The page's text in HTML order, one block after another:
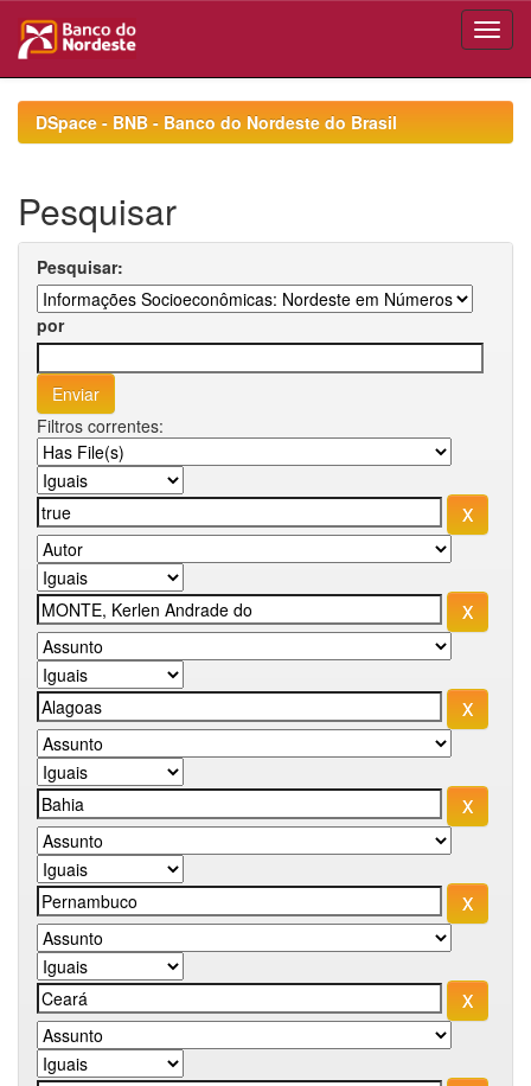
navigationDSpace - BNB - Banco do Nordeste do Brasil
Pesquisar
Pesquisar:
por
Filtros correntes: